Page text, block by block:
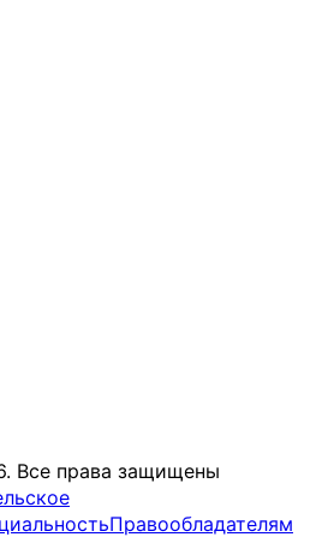
Все права защищены
Правообладателям